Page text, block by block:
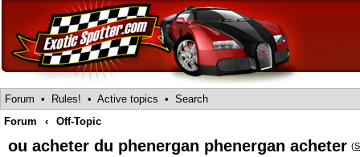
Forum • Rules! • Active topics • Search
Forum
‹ Off-Topic
ou acheter du phenergan phenergan acheter (